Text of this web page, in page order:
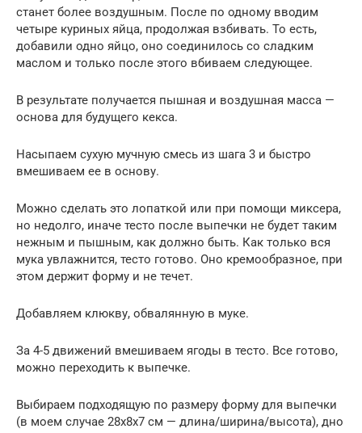
станет более воздушным. После по одному вводим
четыре куриных яйца, продолжая взбивать. То есть,
добавили одно яйцо, оно соединилось со сладким
маслом и только после этого вбиваем следующее.
В результате получается пышная и воздушная масса —
основа для будущего кекса.
Насыпаем сухую мучную смесь из шага 3 и быстро
вмешиваем ее в основу.
Можно сделать это лопаткой или при помощи миксера,
но недолго, иначе тесто после выпечки не будет таким
нежным и пышным, как должно быть. Как только вся
мука увлажнится, тесто готово. Оно кремообразное, при
этом держит форму и не течет.
Добавляем клюкву, обвалянную в муке.
За 4-5 движений вмешиваем ягоды в тесто. Все готово,
можно переходить к выпечке.
Выбираем подходящую по размеру форму для выпечки
(в моем случае 28х8х7 см — длина/ширина/высота), дно